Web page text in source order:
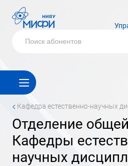
< Кафедра естественно-научных
Отделение общей химии
Кафедры
научных